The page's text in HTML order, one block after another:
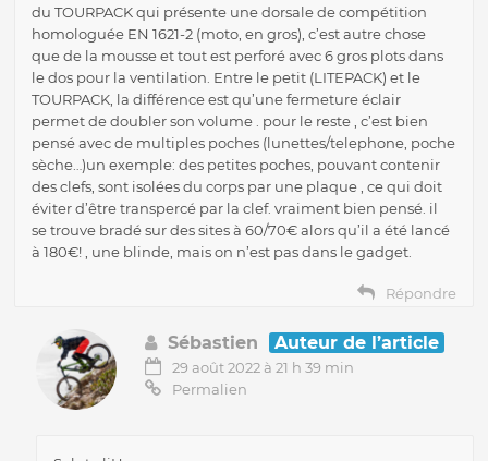
du TOURPACK qui présente une dorsale de compétition
homologuée EN 1621-2 (moto, en gros), c’est autre chose
que de la mousse et tout est perforé avec 6 gros plots dans
le dos pour la ventilation. Entre le petit (LITEPACK) et le
TOURPACK, la différence est qu’une fermeture éclair
permet de doubler son volume . pour le reste , c’est bien
pensé avec de multiples poches (lunettes/telephone, poche
sèche…)un exemple: des petites poches, pouvant contenir
des clefs, sont isolées du corps par une plaque , ce qui doit
éviter d’être transpercé par la clef. vraiment bien pensé. il
se trouve bradé sur des sites à 60/70€ alors qu’il a été lancé
à 180€! , une blinde, mais on n’est pas dans le gadget.
Répondre
Sébastien Auteur de l’article
29 août 2022 à 21 h 39 min
Permalien